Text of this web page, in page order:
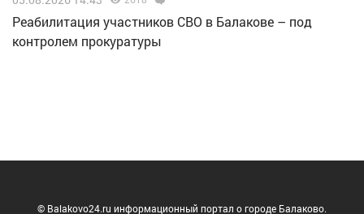
Реабилитация участников СВО в Балакове – под
контролем прокуратуры
© Balakovo24.ru информационный портал о городе Балаково.